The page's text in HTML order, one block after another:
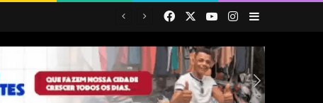
FacebookYouTubeInstagram
Barra